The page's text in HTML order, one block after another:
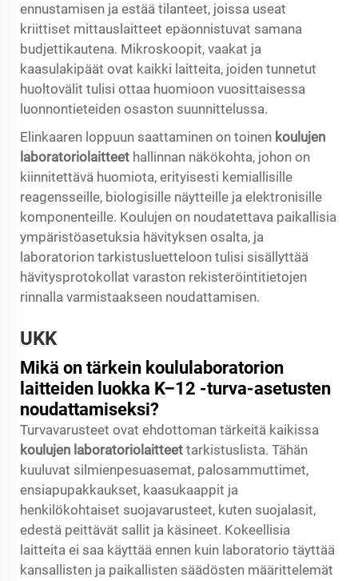
ennustamisen ja estää tilanteet, joissa useat
kriittiset mittauslaitteet epäonnistuvat samana
budjettikautena. Mikroskoopit, vaakat ja
kaasulakipäät ovat kaikki laitteita, joiden tunnetut
huoltovälit tulisi ottaa huomioon vuosittaisessa
luonnontieteiden osaston suunnittelussa.
Elinkaaren loppuun saattaminen on toinen koulujen
laboratoriolaitteet hallinnan näkökohta, johon on
kiinnitettävä huomiota, erityisesti kemiallisille
reagensseille, biologisille näytteille ja elektronisille
komponenteille. Koulujen on noudatettava paikallisia
ympäristöasetuksia hävityksen osalta, ja
laboratorion tarkistusluetteloon tulisi sisällyttää
hävitysprotokollat varaston rekisteröintitietojen
rinnalla varmistaakseen noudattamisen.
UKK
Mikä on tärkein koululaboratorion
laitteiden luokka K–12 -turva-asetusten
noudattamiseksi?
Turvavarusteet ovat ehdottoman tärkeitä kaikissa
koulujen laboratoriolaitteet tarkistuslista. Tähän
kuuluvat silmienpesuasemat, palosammuttimet,
ensiapupakkaukset, kaasukaappit ja
henkilökohtaiset suojavarusteet, kuten suojalasit,
edestä peittävät sallit ja käsineet. Kokeellisia
laitteita ei saa käyttää ennen kuin laboratorio täyttää
kansallisten ja paikallisten säädösten määrittelemät